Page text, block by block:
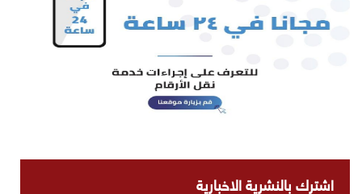
اشترك بالنشرية الاخبارية